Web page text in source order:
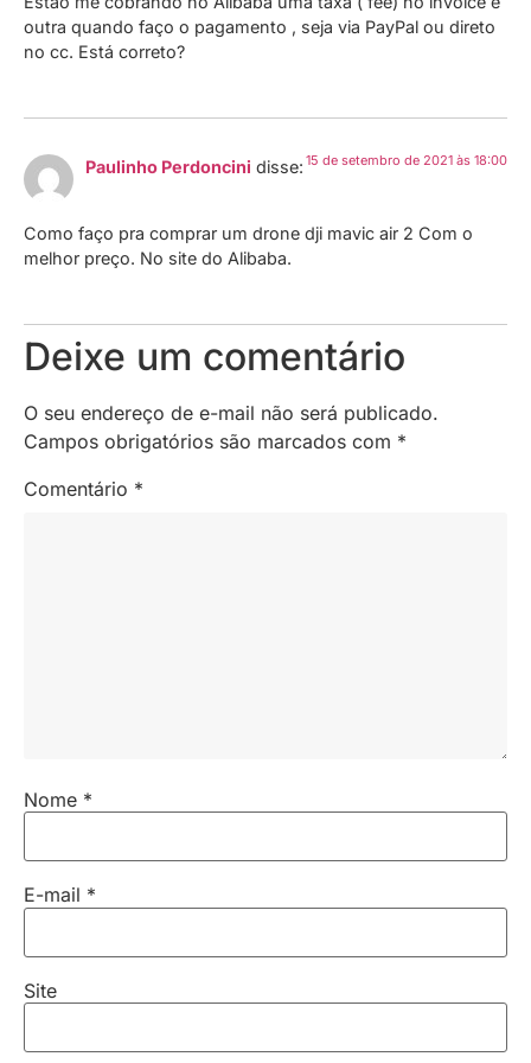
outra quando faço o pagamento , seja via PayPal ou direto
no cc. Está correto?
Paulinho Perdoncini disse: 15 de setembro de 2021 às 18:00
Como faço pra comprar um drone dji mavic air 2 Com o
melhor preço. No site do Alibaba.
Deixe um comentário
O seu endereço de e-mail não será publicado.
Campos obrigatórios são marcados com *
Comentário *
Nome *
E-mail *
Site